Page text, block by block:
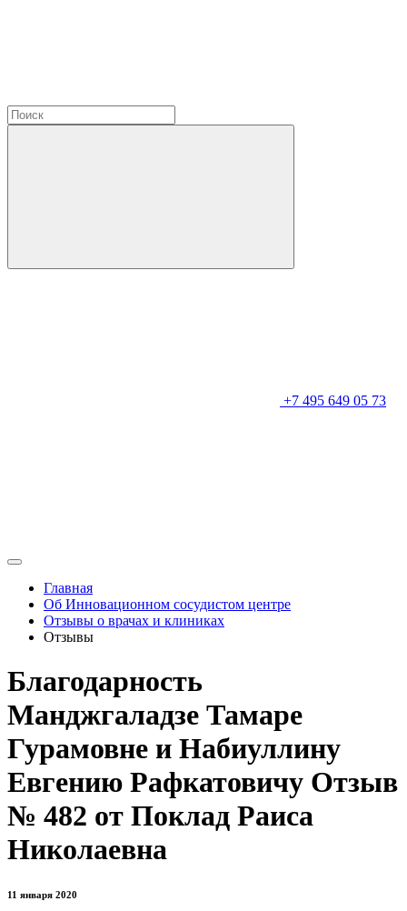
+7 495 649 05 73
Главная
Об Инновационном сосудистом центре
Отзывы о врачах и клиниках
Отзывы
Благодарность
Манджгаладзе Тамаре
Гурамовне и Набиуллину
Евгению Рафкатовичу Отзыв
№ 482 от Поклад Раиса
Николаевна
11 января 2020